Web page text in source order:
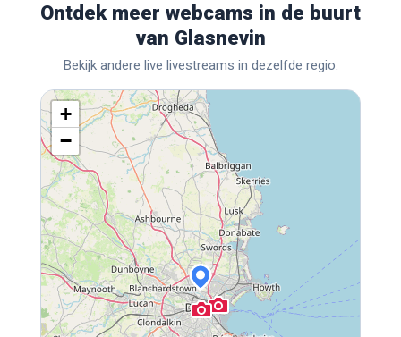
Ontdek meer webcams in de buurt
van Glasnevin
Bekijk andere live livestreams in dezelfde regio.
+
−